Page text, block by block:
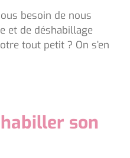
besoin de nous
et de déshabillage
tout petit ? On s’en
son